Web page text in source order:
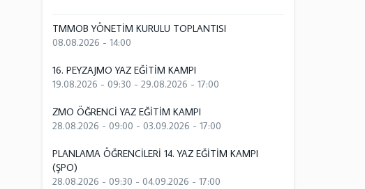
TMMOB YÖNETİM KURULU TOPLANTISI
08.08.2026 - 14:00
16. PEYZAJMO YAZ EĞİTİM KAMPI
19.08.2026 - 09:30 -29.08.2026 - 17:00
ZMO ÖĞRENCİ YAZ EĞİTİM KAMPI
28.08.2026 - 09:00 -03.09.2026 - 17:00
PLANLAMA ÖĞRENCİLERİ 14. YAZ EĞİTİM KAMPI
(ŞPO)
28.08.2026 - 09:30 -04.09.2026 - 17:00